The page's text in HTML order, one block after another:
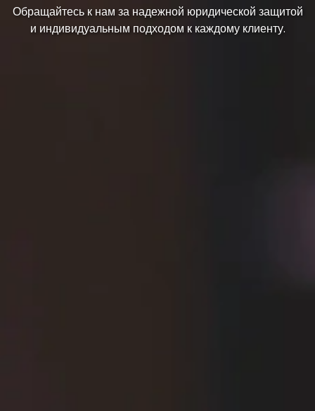
Обращайтесь к нам за надежной юридической защитой
и индивидуальным подходом к каждому клиенту.